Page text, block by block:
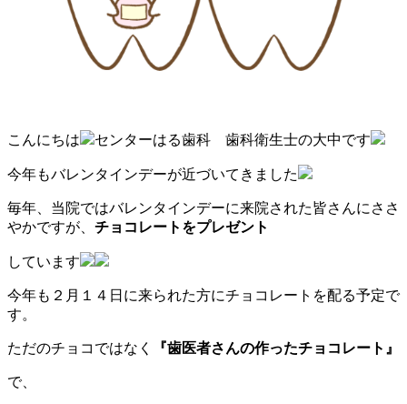
こんにちは センターはる歯科 歯科衛生士の大中です
今年もバレンタインデーが近づいてきました
毎年、当院ではバレンタインデーに来院された皆さんにささ
やかですが、 チョコレートをプレゼント
しています
今年も２月１４日に来られた方にチョコレートを配る予定で
す。
ただのチョコではなく 『歯医者さんの作ったチョコレート』
で、